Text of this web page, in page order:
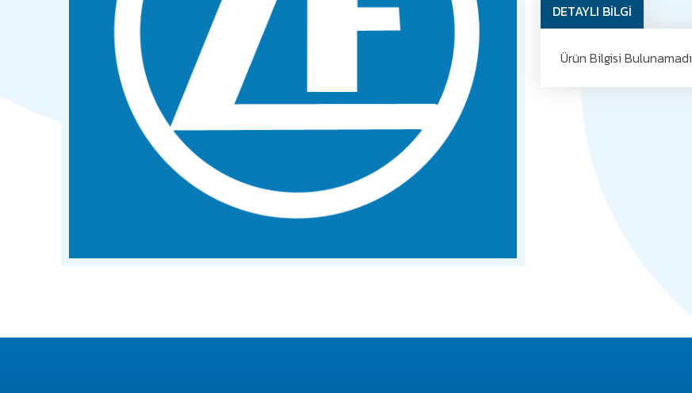
DETAYLI BİLGİ
Ürün Bilgisi Bulunamadı